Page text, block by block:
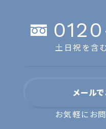
土日祝を含
メール
お気軽にお